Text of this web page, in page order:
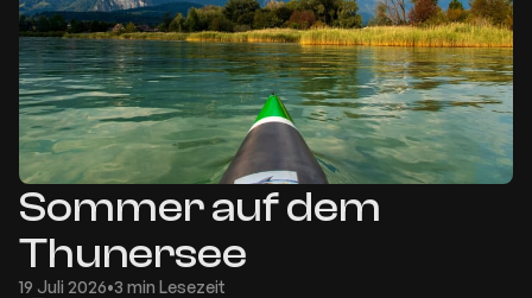
Sommer auf dem
Thunersee
19 Juli 2026•3 min Lesezeit